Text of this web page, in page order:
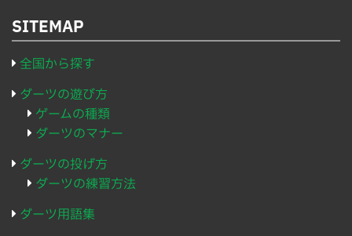
SITEMAP
全国から探す
ダーツの遊び方
ゲームの種類
ダーツのマナー
ダーツの投げ方
ダーツの練習方法
ダーツ用語集